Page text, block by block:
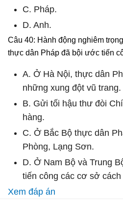
C. Pháp.
D. Anh.
Câu 40: Hành động nghiêm
thực dân Pháp đã bội ước tiến
A. Ở Hà Nội, thực dân
những xung đột vũ trang.
B. Gửi tối hậu thư đòi
hàng.
C. Ở Bắc Bộ thực dân
Phòng, Lạng Sơn.
D. Ở Nam Bộ và Trung
tiến công các cơ sở cách
Xem đáp án